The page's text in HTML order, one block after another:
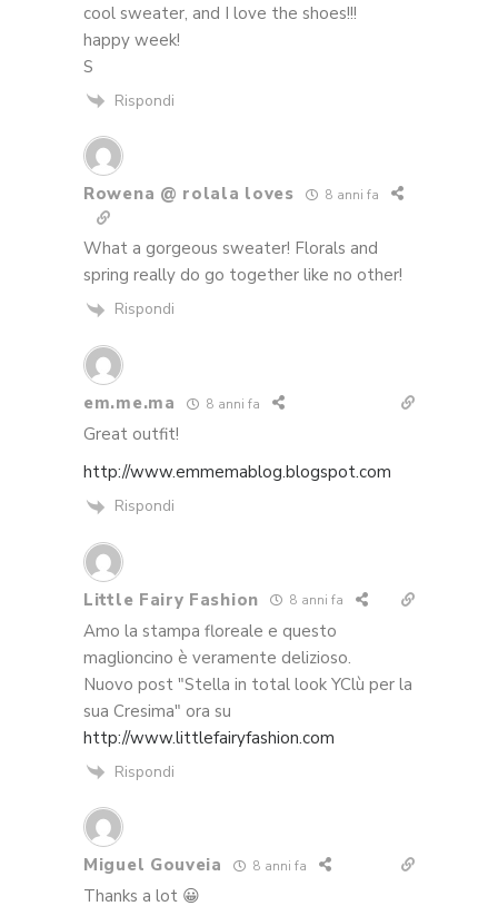
cool sweater, and I love the shoes!!!
happy week!
S
Rispondi
Rowena @ rolala loves 8 anni fa
What a gorgeous sweater! Florals and
spring really do go together like no other!
Rispondi
em.me.ma 8 anni fa
Great outfit!
http://www.emmemablog.blogspot.com
Rispondi
Little Fairy Fashion 8 anni fa
Amo la stampa floreale e questo
maglioncino è veramente delizioso.
Nuovo post "Stella in total look YClù per la
sua Cresima" ora su
http://www.littlefairyfashion.com
Rispondi
Miguel Gouveia 8 anni fa
Thanks a lot 😀